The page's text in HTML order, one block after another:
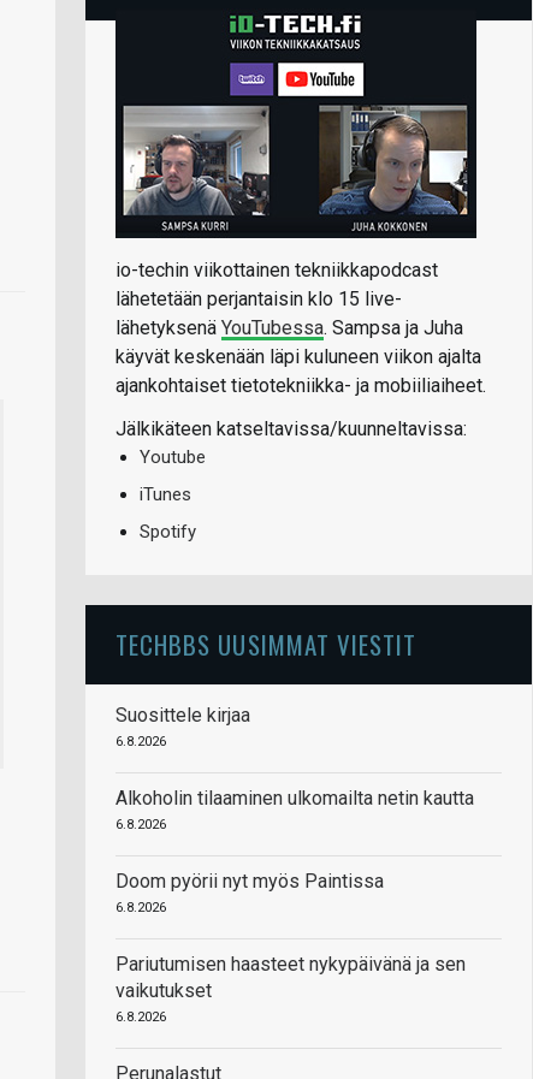
io-techin viikottainen tekniikkapodcast
lähetetään perjantaisin klo 15 live-
lähetyksenä YouTubessa. Sampsa ja Juha
käyvät keskenään läpi kuluneen viikon ajalta
ajankohtaiset tietotekniikka- ja mobiiliaiheet.
Jälkikäteen katseltavissa/kuunneltavissa:
Youtube
iTunes
Spotify
TECHBBS UUSIMMAT VIESTIT
Suosittele kirjaa
6.8.2026
Alkoholin tilaaminen ulkomailta netin kautta
6.8.2026
Doom pyörii nyt myös Paintissa
6.8.2026
Pariutumisen haasteet nykypäivänä ja sen
vaikutukset
6.8.2026
Perunalastut